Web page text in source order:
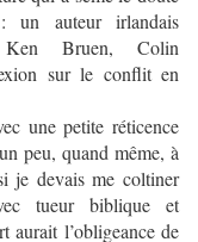
auteur irlandais
Ken Bruen, Colin
sur le conflit en
une petite réticence
peu, quand même, à
je devais me coltiner
tueur biblique et
aurait l’obligeance de